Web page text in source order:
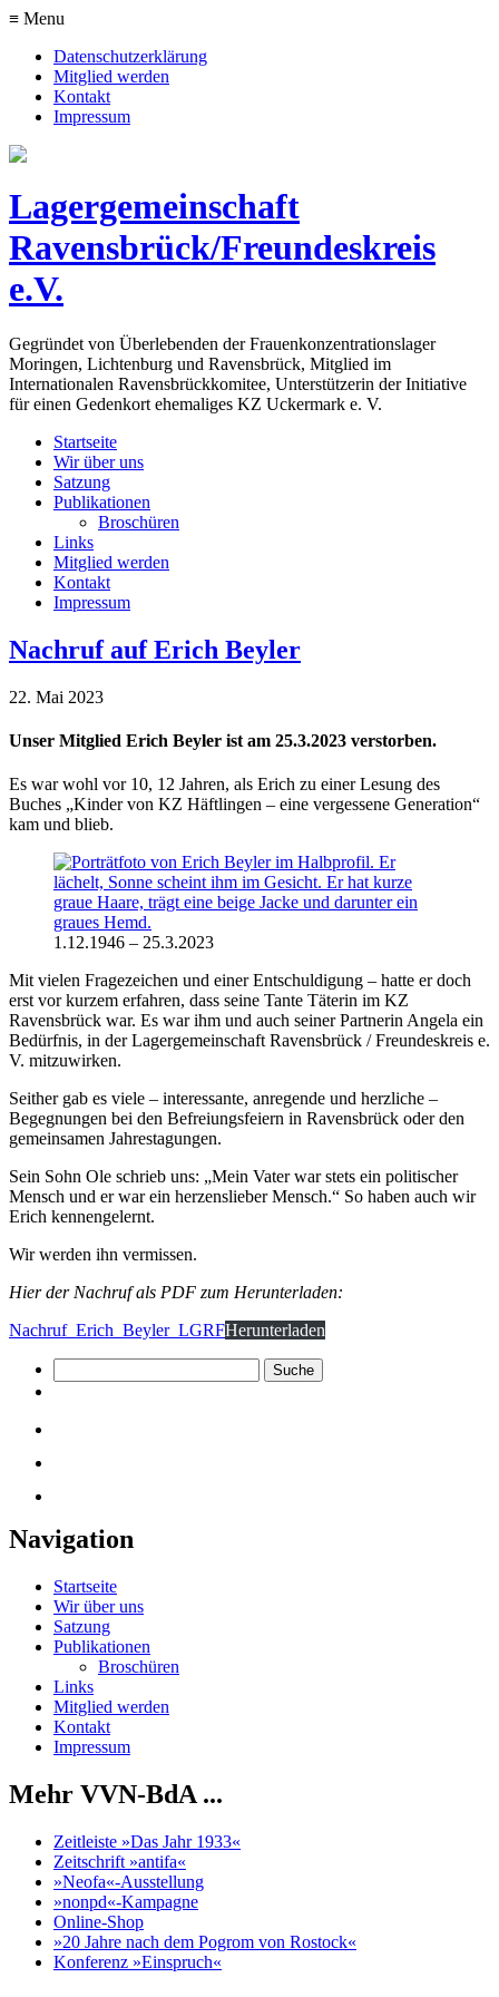
≡ Menu
Datenschutzerklärung
Mitglied werden
Kontakt
Impressum
Lagergemeinschaft
Ravensbrück/Freundeskreis
e.V.
Gegründet von Überlebenden der Frauenkonzentrationslager
Moringen, Lichtenburg und Ravensbrück, Mitglied im
Internationalen Ravensbrückkomitee, Unterstützerin der Initiative
für einen Gedenkort ehemaliges KZ Uckermark e. V.
Startseite
Wir über uns
Satzung
Publikationen
Broschüren
Links
Mitglied werden
Kontakt
Impressum
Nachruf auf Erich Beyler
22. Mai 2023
Unser Mitglied Erich Beyler ist am 25.3.2023 verstorben.
Es war wohl vor 10, 12 Jahren, als Erich zu einer Lesung des
Buches „Kinder von KZ Häftlingen – eine vergessene Generation“
kam und blieb.
1.12.1946 – 25.3.2023
Mit vielen Fragezeichen und einer Entschuldigung – hatte er doch
erst vor kurzem erfahren, dass seine Tante Täterin im KZ
Ravensbrück war. Es war ihm und auch seiner Partnerin Angela ein
Bedürfnis, in der Lagergemeinschaft Ravensbrück / Freundeskreis e.
V. mitzuwirken.
Seither gab es viele – interessante, anregende und herzliche –
Begegnungen bei den Befreiungsfeiern in Ravensbrück oder den
gemeinsamen Jahrestagungen.
Sein Sohn Ole schrieb uns: „Mein Vater war stets ein politischer
Mensch und er war ein herzenslieber Mensch.“ So haben auch wir
Erich kennengelernt.
Wir werden ihn vermissen.
Hier der Nachruf als PDF zum Herunterladen:
Nachruf_Erich_Beyler_LGRFHerunterladen
Navigation
Startseite
Wir über uns
Satzung
Publikationen
Broschüren
Links
Mitglied werden
Kontakt
Impressum
Mehr VVN-BdA ...
Zeitleiste »Das Jahr 1933«
Zeitschrift »antifa«
»Neofa«-Ausstellung
»nonpd«-Kampagne
Online-Shop
»20 Jahre nach dem Pogrom von Rostock«
Konferenz »Einspruch«